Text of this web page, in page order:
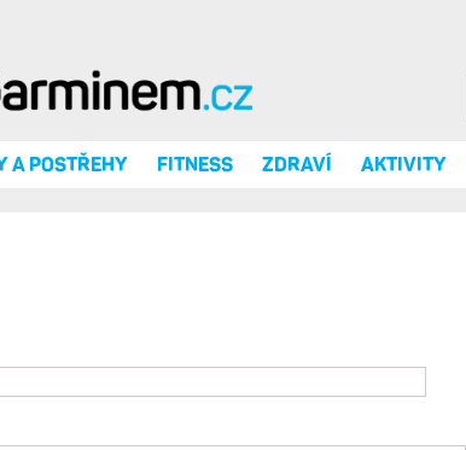
A POSTŘEHY FITNESS ZDRAVÍ AKTIVITY